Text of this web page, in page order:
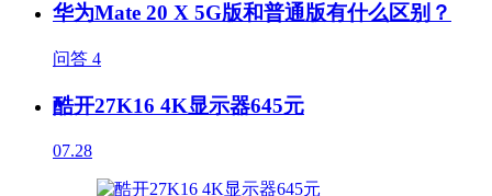
华为Mate 20 X 5G版和普通版有什么区别？
问答 4
酷开27K16 4K显示器645元
07.28